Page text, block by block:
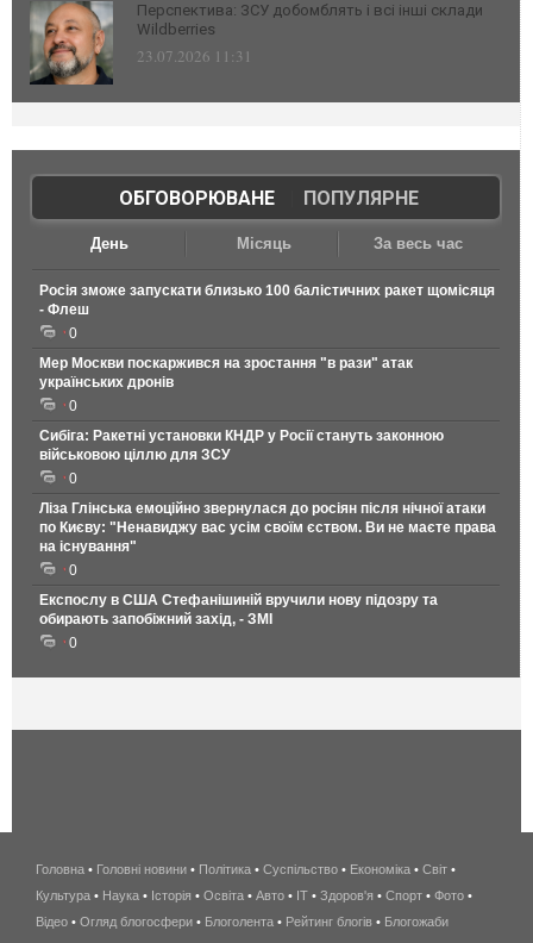
Перспектива: ЗСУ добомблять і всі інші склади
Wildberries
23.07.2026 11:31
ОБГОВОРЮВАНЕ| ПОПУЛЯРНЕ
День Місяць За весь час
Росія зможе запускати близько 100 балістичних ракет щомісяця
- Флеш
0
Мер Москви поскаржився на зростання "в рази" атак
українських дронів
0
Сибіга: Ракетні установки КНДР у Росії стануть законною
військовою ціллю для ЗСУ
0
Ліза Глінська емоційно звернулася до росіян після нічної атаки
по Києву: "Ненавиджу вас усім своїм єством. Ви не маєте права
на існування"
0
Експослу в США Стефанішиній вручили нову підозру та
обирають запобіжний захід, - ЗМІ
0
беспроводной
интернет
киев
Головна • Головні новини • Політика • Суспільство • Економіка • Світ •
Культура • Наука • Історія • Освіта • Авто • IT • Здоров'я • Спорт • Фото •
Відео • Огляд блогосфери • Блоголента • Рейтинг блогів • Блогожаби